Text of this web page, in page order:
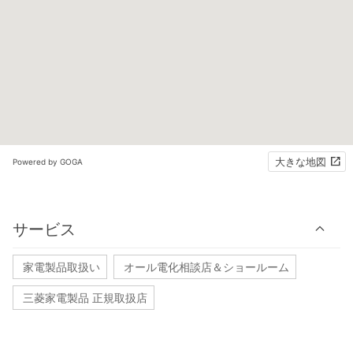
Powered by GOGA 大きな地図
サービス
家電製品取扱い オール電化相談店＆ショールーム
三菱家電製品 正規取扱店